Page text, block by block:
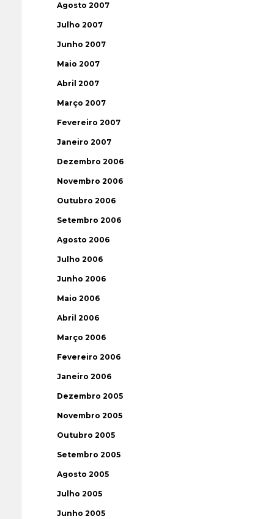
Agosto 2007
Julho 2007
Junho 2007
Maio 2007
Abril 2007
Março 2007
Fevereiro 2007
Janeiro 2007
Dezembro 2006
Novembro 2006
Outubro 2006
Setembro 2006
Agosto 2006
Julho 2006
Junho 2006
Maio 2006
Abril 2006
Março 2006
Fevereiro 2006
Janeiro 2006
Dezembro 2005
Novembro 2005
Outubro 2005
Setembro 2005
Agosto 2005
Julho 2005
Junho 2005